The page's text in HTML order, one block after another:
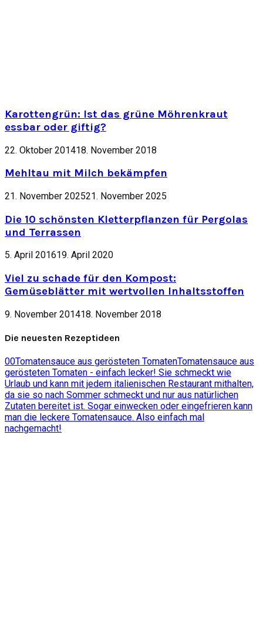
Karottengrün: Ist das grüne Möhrenkraut
essbar oder giftig?
22. Oktober 201418. November 2018
Mehltau mit Milch bekämpfen
21. November 202521. November 2025
Die 10 schönsten Kletterpflanzen für Pergolas
und Terrassen
5. April 201619. April 2020
Viel zu schade für den Kompost:
Gemüseblätter mit wertvollen Inhaltsstoffen
9. November 201418. November 2018
Die neuesten Rezeptideen
00Tomatensauce aus gerösteten TomatenTomatensauce aus
gerösteten Tomaten - einfach lecker! Sie schmeckt wie
Urlaub und kann mit jedem italienischen Restaurant mithalten,
da sie so nach Sommer schmeckt und nur aus natürlichen
Zutaten bereitet ist. Sogar einwecken oder eingefrieren kann
man die leckere Tomatensauce. Also einfach mal
nachgemacht!